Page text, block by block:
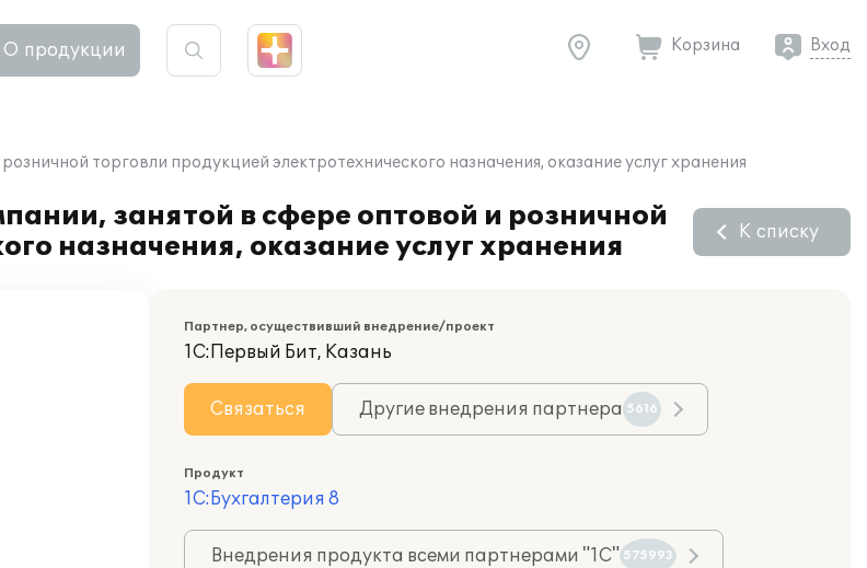
О продукции Корзина Вход
торговли продукцией электротехнического назначения, оказание услуг хранения
занятой в сфере оптовой и розничной
назначения, оказание услуг хранения
К списку
Партнер, осуществивший внедрение/проект
1С:Первый Бит, Казань
Связаться Другие внедрения партнера 5616
Продукт
1С:Бухгалтерия 8
Внедрения продукта всеми партнерами "1С" 575993